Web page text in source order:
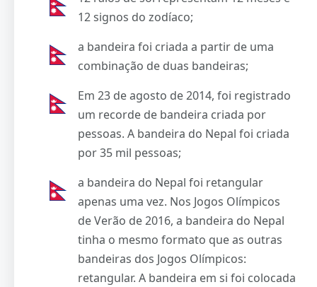
12 signos do zodíaco;
a bandeira foi criada a partir de uma
combinação de duas bandeiras;
Em 23 de agosto de 2014, foi registrado
um recorde de bandeira criada por
pessoas. A bandeira do Nepal foi criada
por 35 mil pessoas;
a bandeira do Nepal foi retangular
apenas uma vez. Nos Jogos Olímpicos
de Verão de 2016, a bandeira do Nepal
tinha o mesmo formato que as outras
bandeiras dos Jogos Olímpicos:
retangular. A bandeira em si foi colocada